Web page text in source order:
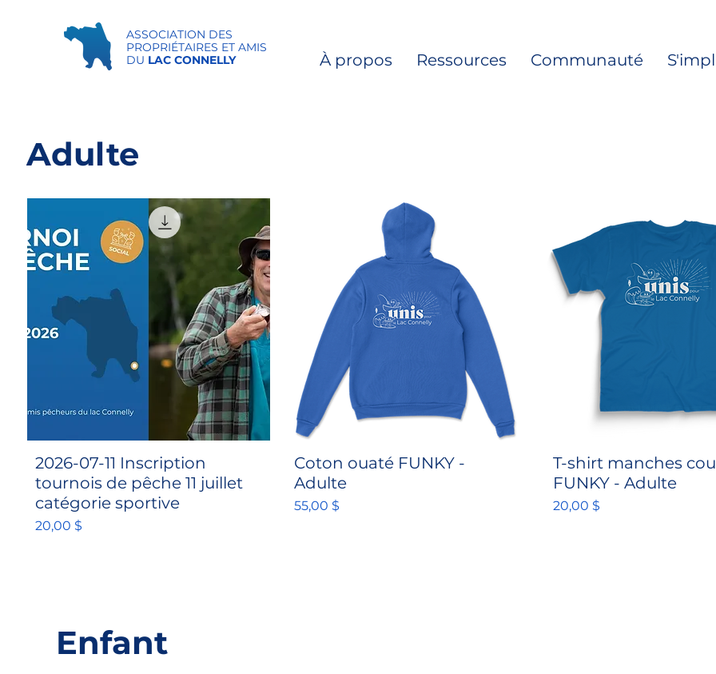
ASSOCIATION DES
PROPRIÉTAIRES ET AMIS
DU LAC CONNELLY À propos Ressources Communauté
Adulte
2026-07-11 Inscription
tournois de pêche 11 juillet
catégorie sportive
Prix
20,00 $
Coton ouaté FUNKY -
Adulte
Prix
55,00 $
T-shirt manches
FUNKY - Adulte
Prix
20,00 $
Enfant